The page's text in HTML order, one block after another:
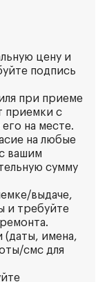
цену и
подпись
при приеме
приемки с
на месте.
на любые
вашим
сумму
выдаче,
и требуйте
(даты, имена,
смс для